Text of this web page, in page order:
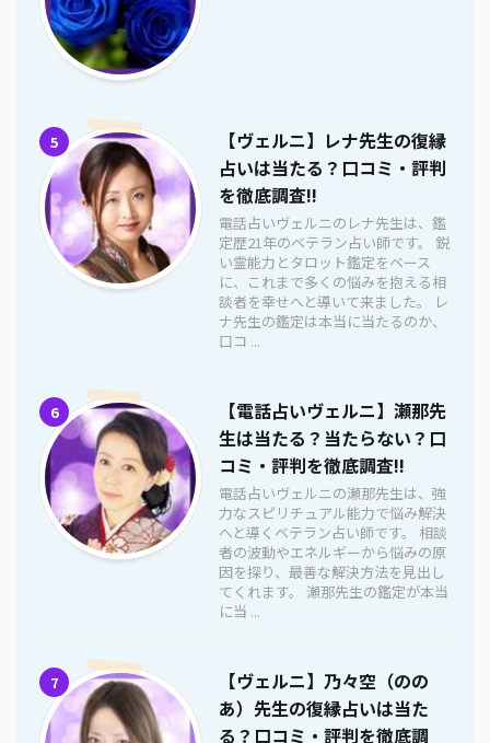
5
【ヴェルニ】レナ先生の復縁
占いは当たる？口コミ・評判
を徹底調査!!
電話占いヴェルニのレナ先生は、鑑
定歴21年のベテラン占い師です。 鋭
い霊能力とタロット鑑定をベース
に、これまで多くの悩みを抱える相
談者を幸せへと導いて来ました。 レ
ナ先生の鑑定は本当に当たるのか、
口コ ...
6
【電話占いヴェルニ】瀬那先
生は当たる？当たらない？口
コミ・評判を徹底調査!!
電話占いヴェルニの瀬那先生は、強
力なスピリチュアル能力で悩み解決
へと導くベテラン占い師です。 相談
者の波動やエネルギーから悩みの原
因を探り、最善な解決方法を見出し
てくれます。 瀬那先生の鑑定が本当
に当 ...
7
【ヴェルニ】乃々空（のの
あ）先生の復縁占いは当た
る？口コミ・評判を徹底調